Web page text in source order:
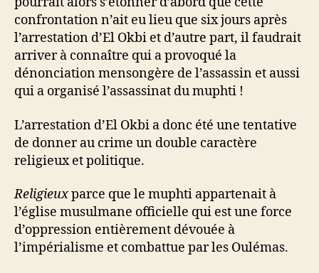
confrontation n’ait eu lieu que six jours après
l’arrestation d’El Okbi et d’autre part, il faudrait
arriver à connaître qui a provoqué la
dénonciation mensongère de l’assassin et aussi
qui a organisé l’assassinat du muphti !
L’arrestation d’El Okbi a donc été une tentative
de donner au crime un double caractère
religieux et politique.
Religieuxparce que le muphti appartenait à
l’église musulmane officielle qui est une force
d’oppression entièrement dévouée à
l’impérialisme et combattue par les Oulémas.